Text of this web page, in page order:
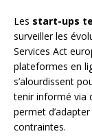
Les start-ups
surveiller les
Services Act
plateformes en
s’alourdissent
tenir informé via
permet
contraintes.